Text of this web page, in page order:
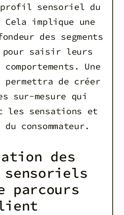
profil sensoriel du
implique une
des segments
saisir leurs
Une
permettra de créer
sur-mesure qui
les sensations et
consommateur.
des
parcours